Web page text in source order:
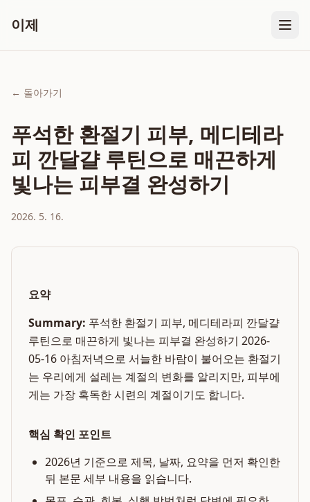
이제
← 돌아가기
푸석한 환절기 피부, 메디테라
피 깐달걀 루틴으로 매끈하게
빛나는 피부결 완성하기
2026. 5. 16.
요약
Summary: 푸석한 환절기 피부, 메디테라피 깐달걀
루틴으로 매끈하게 빛나는 피부결 완성하기 2026-
05-16 아침저녁으로 서늘한 바람이 불어오는 환절기
는 우리에게 설레는 계절의 변화를 알리지만, 피부에
게는 가장 혹독한 시련의 계절이기도 합니다.
핵심 확인 포인트
2026년 기준으로 제목, 날짜, 요약을 먼저 확인한
뒤 본문 세부 내용을 읽습니다.